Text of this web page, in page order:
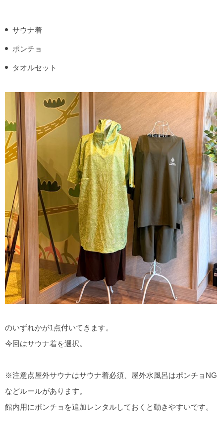
サウナ着
ポンチョ
タオルセット
のいずれかが1点付いてきます。
今回はサウナ着を選択。
※注意点屋外サウナはサウナ着必須、屋外水風呂はポンチョNG
などルールがあります。
館内用にポンチョを追加レンタルしておくと動きやすいです。